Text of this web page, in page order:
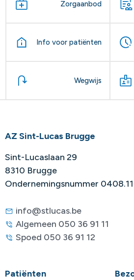
Zorgaanbod
Info voor patiënten
Wegwijs
AZ Sint-Lucas Brugge
Sint-Lucaslaan 29
8310 Brugge
Ondernemingsnummer
info@stlucas.be
Algemeen 050 36 91 11
Spoed 050 36 91 12
Patiënten